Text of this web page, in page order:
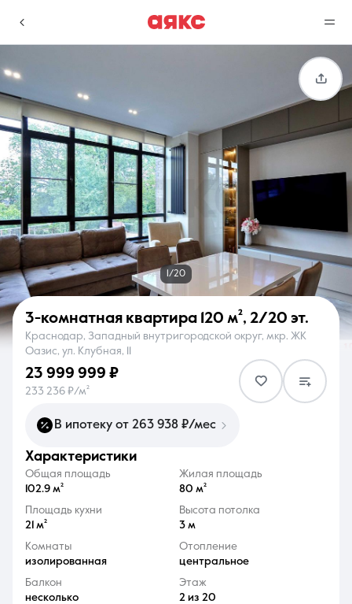
г. Краснодар
Избранное
0 объявлений
Сравнение
0 объявлений
Недвижимость Услуги
О компании Контакты
8 (861) 297-00-00
Ежедневно с 08:30 до 20:00
1/20
3-комнатная квартира 120 м², 2/20 эт.
Краснодар, Западный внутригородской округ, мкр. ЖК
Оазис, ул. Клубная, 11
23 999 999 ₽
233 236 ₽/м²
В ипотеку от 263 938 ₽/мес
характеристики
Общая площадь
102.9 м²
Жилая площадь
80 м²
Площадь кухни
21 м²
Высота потолка
3 м
Комнаты
изолированная
Отопление
центральное
Балкон
несколько
Этаж
2 из 20